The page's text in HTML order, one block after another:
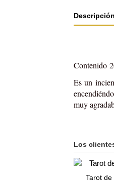
Descripción
Contenido
Es un
muy
Los
Tarot